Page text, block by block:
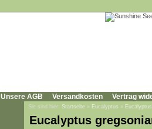
Unsere AGB Versandkosten Vertrag
Sie sind hier: Startseite » Eucalyptus »
Eucalyptus